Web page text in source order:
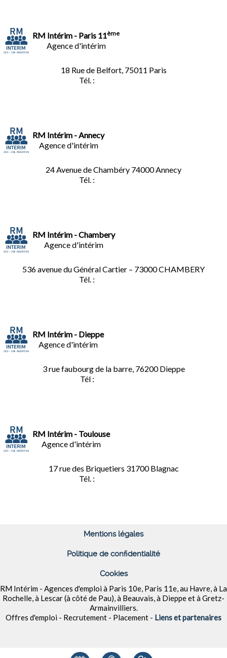
RM Intérim - Paris 11ème
Agence d'intérim
18 Rue de Belfort, 75011 Paris
Tél. :
RM Intérim - Annecy
Agence d'intérim
24 Avenue de Chambéry 74000 Annecy
Tél. :
RM Intérim - Chambery
Agence d'intérim
536 avenue du Général Cartier – 73000 CHAMBERY
Tél. :
RM Intérim - Dieppe
Agence d'intérim
3 rue faubourg de la barre, 76200 Dieppe
Tél :
RM Intérim - Toulouse
Agence d'intérim
17 rue des Briquetiers 31700 Blagnac
Tél. :
Mentions légales
Politique de confidentialité
Cookies
RM Intérim - Agences d'emploi à Paris 10e, Paris 11e, au Havre, à La
Rochelle, à Lescar (à côté de Pau), à Beauvais, à Dieppe et à Gretz-
Armainvilliers.
Offres d'emploi - Recrutement - Placement - Liens et partenaires